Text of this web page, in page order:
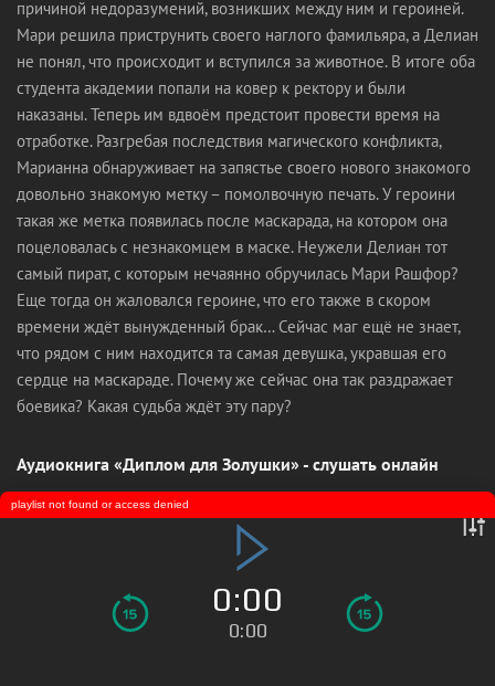
причиной недоразумений, возникших между ним и героиней.
Мари решила приструнить своего наглого фамильяра, а Делиан
не понял, что происходит и вступился за животное. В итоге оба
студента академии попали на ковер к ректору и были
наказаны. Теперь им вдвоём предстоит провести время на
отработке. Разгребая последствия магического конфликта,
Марианна обнаруживает на запястье своего нового знакомого
довольно знакомую метку – помолвочную печать. У героини
такая же метка появилась после маскарада, на котором она
поцеловалась с незнакомцем в маске. Неужели Делиан тот
самый пират, с которым нечаянно обручилась Мари Рашфор?
Еще тогда он жаловался героине, что его также в скором
времени ждёт вынужденный брак… Сейчас маг ещё не знает,
что рядом с ним находится та самая девушка, укравшая его
сердце на маскараде. Почему же сейчас она так раздражает
боевика? Какая судьба ждёт эту пару?
Аудиокнига «Диплом для Золушки» - слушать онлайн
0:00
0:00
playlist not found or access denied